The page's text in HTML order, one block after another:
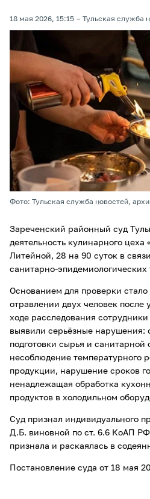
18 мая 2026, 15:15 Тульская служба
Фото: Тульская служба новостей,
Зареченский районный суд
деятельность кулинарного
Литейной, 28 на 90 суток в
санитарно-эпидемиологических
Основанием для проверки
отравлении двух человек после
ходе расследования
выявили серьёзные нарушения:
подготовки сырья и санитарной
несоблюдение температурного
продукции, нарушение сроков
ненадлежащая обработка
продуктов в холодильном
Суд признал индивидуального
Д.Б. виновной по ст. 6.6 КоАП
признала и раскаялась в
Постановление суда от 18 мая